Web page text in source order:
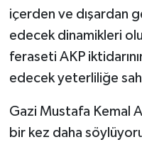
içerden ve dışardan
edecek dinamikleri
feraseti AKP
edecek yeterliliğe
Gazi Mustafa Kemal
bir kez daha